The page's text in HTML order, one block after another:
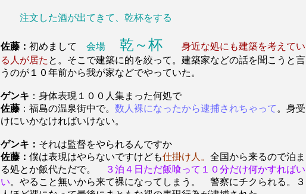
注文した酒が出てきて、乾杯をする
佐藤： 初めまして 会場 乾～杯
身近な処にも建築を考えてい
る人が居た と。そこで建築に的を絞って。建築家などの話を聞こうと言
うのが１０年前から我が家などでやっていた。
ゲンキ ：身体表現１００人集まった何処で
佐藤 ：福島の温泉街中で。 数人裸になったから逮捕されちゃって 。身受
けにいかなければいけない。
ゲンキ： それは監督をやられるんですか
佐藤： 僕は表現はやらないですけども仕掛け人。 全国から来るので泊ま
る処とか飯代ただで。
３泊４日ただ飯喰って１０分だけ何かすればい
い。やること無いから来て裸になってしまう。 警察にチクられる。３